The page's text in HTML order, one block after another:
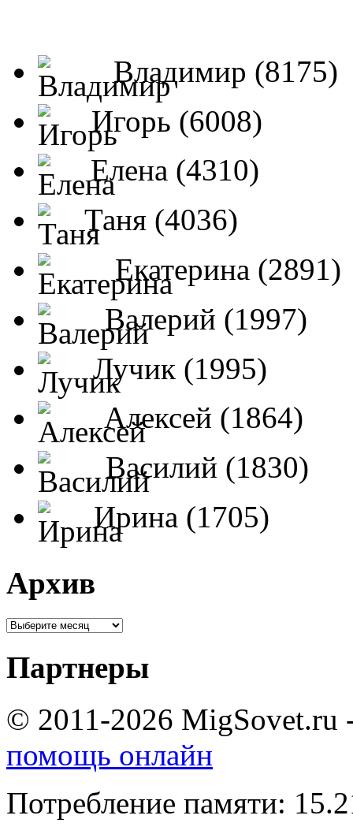
Владимир (8175)
Игорь (6008)
Елена (4310)
Таня (4036)
Екатерина (2891)
Валерий (1997)
Лучик (1995)
Алексей (1864)
Василий (1830)
Ирина (1705)
Архив
Партнеры
© 2011-2026 MigSovet.ru
помощь онлайн
Потребление памяти: